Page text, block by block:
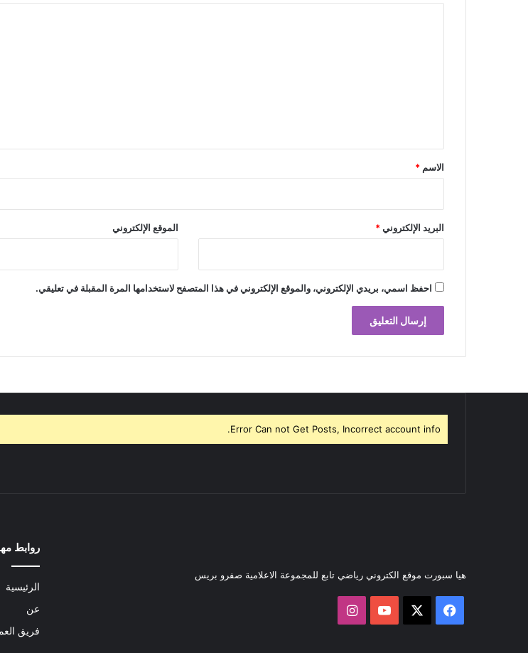
*
الاسم *
البريد الإلكتروني* الموقع الإلكتروني
احفظ اسمي، بريدي الإلكتروني، والموقع الإلكتروني في هذا المتصفح لاستخدامها المرة المقبلة في تعليقي.
Error Can not Get Posts, Incorrect account info.
هيا سبورت موقع الكتروني رياضي تابع للمجموعة الاعلامية صفرو بريس
فيسبوك ‫YouTubeانستقرام
روابط
الرئيسية
عن
فريق